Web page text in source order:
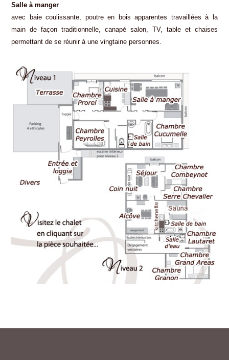
Salle à manger
avec baie coulissante, poutre en bois apparentes travaillées à la
main de façon traditionnelle, canapé salon, TV, table et chaises
permettant de se réunir à une vingtaine personnes.